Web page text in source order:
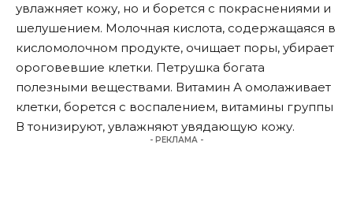
увлажняет кожу, но и борется с покраснениями и
шелушением. Молочная кислота, содержащаяся в
кисломолочном продукте, очищает поры, убирает
ороговевшие клетки. Петрушка богата
полезными веществами. Витамин А омолаживает
клетки, борется с воспалением, витамины группы
В тонизируют, увлажняют увядающую кожу.
- РЕКЛАМА -